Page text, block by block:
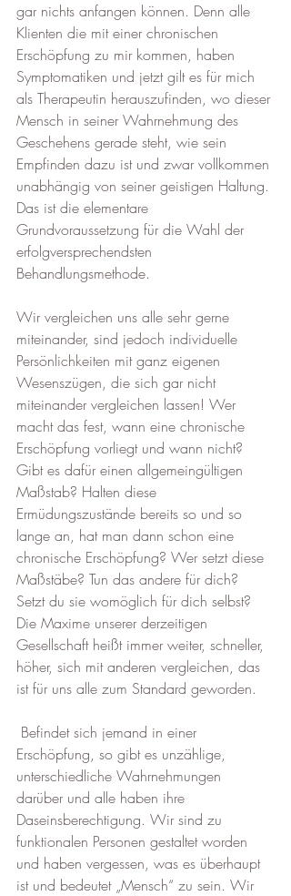
gar nichts anfangen können. Denn alle
Klienten die mit einer chronischen
Erschöpfung zu mir kommen, haben
Symptomatiken und jetzt gilt es für mich
als Therapeutin herauszufinden, wo dieser
Mensch in seiner Wahrnehmung des
Geschehens gerade steht, wie sein
Empfinden dazu ist und zwar vollkommen
unabhängig von seiner geistigen Haltung.
Das ist die elementare
Grundvoraussetzung für die Wahl der
erfolgversprechendsten
Behandlungsmethode.
Wir vergleichen uns alle sehr gerne
miteinander, sind jedoch individuelle
Persönlichkeiten mit ganz eigenen
Wesenszügen, die sich gar nicht
miteinander vergleichen lassen! Wer
macht das fest, wann eine chronische
Erschöpfung vorliegt und wann nicht?
Gibt es dafür einen allgemeingültigen
Maßstab? Halten diese
Ermüdungszustände bereits so und so
lange an, hat man dann schon eine
chronische Erschöpfung? Wer setzt diese
Maßstäbe? Tun das andere für dich?
Setzt du sie womöglich für dich selbst?
Die Maxime unserer derzeitigen
Gesellschaft heißt immer weiter, schneller,
höher, sich mit anderen vergleichen, das
ist für uns alle zum Standard geworden.
Erschöpfung, so gibt es unzählige,
unterschiedliche Wahrnehmungen
darüber und alle haben ihre
Daseinsberechtigung. Wir sind zu
funktionalen Personen gestaltet worden
und haben vergessen, was es überhaupt
ist und bedeutet „Mensch“ zu sein. Wir